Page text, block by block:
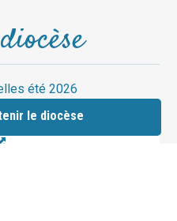
le diocèse
été 2026